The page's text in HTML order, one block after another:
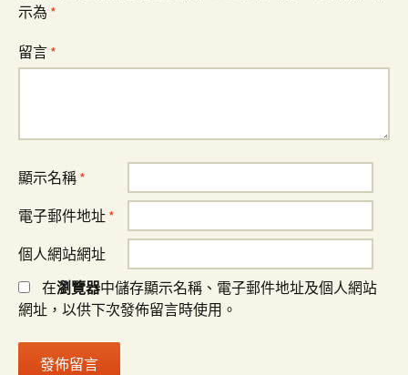
示為 *
留言 *
顯示名稱 *
電子郵件地址 *
個人網站網址
在瀏覽器中儲存顯示名稱、電子郵件地址及個人網站
網址，以供下次發佈留言時使用。